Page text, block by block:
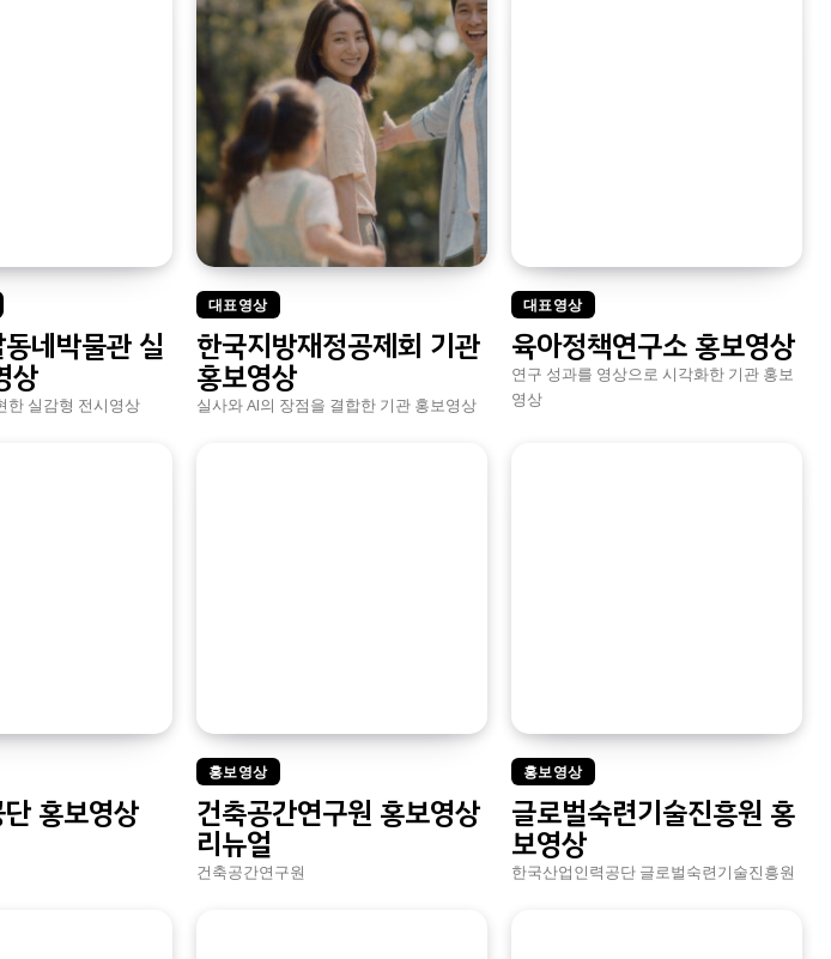
네박물관 실
상
한 실감형 전시영상
대표영상
한국지방재정공제회 기관
홍보영상
실사와 AI의 장점을 결합한 기관 홍보영상
대표영상
육아정책연구소 홍보영상
연구 성과를 영상으로 시각화한 기관 홍보
영상
홍보영상
홍보영상
건축공간연구원 홍보영상
리뉴얼
건축공간연구원
홍보영상
글로벌숙련기술진흥원 홍
보영상
한국산업인력공단 글로벌숙련기술진흥원